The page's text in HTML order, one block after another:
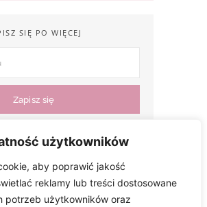
użytkowników
aby poprawić jakość
reklamy lub treści dostosowane
potrzeb użytkowników oraz
SIĘ PO WIĘCEJ
Zapisz się